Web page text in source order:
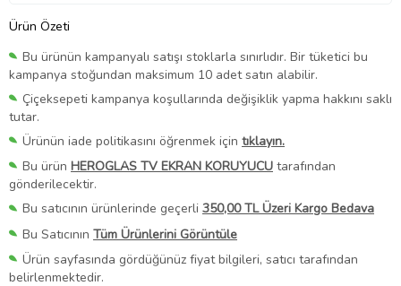
Ürün Özeti
Bu ürünün kampanyalı satışı stoklarla sınırlıdır. Bir tüketici bu
kampanya stoğundan maksimum 10 adet satın alabilir.
Çiçeksepeti kampanya koşullarında değişiklik yapma hakkını saklı
tutar.
Ürünün iade politikasını öğrenmek için tıklayın.
Bu ürün HEROGLAS TV EKRAN KORUYUCU tarafından
gönderilecektir.
Bu satıcının ürünlerinde geçerli 350,00 TL Üzeri Kargo Bedava
Bu Satıcının Tüm Ürünlerini Görüntüle
Ürün sayfasında gördüğünüz fiyat bilgileri, satıcı tarafından
belirlenmektedir.